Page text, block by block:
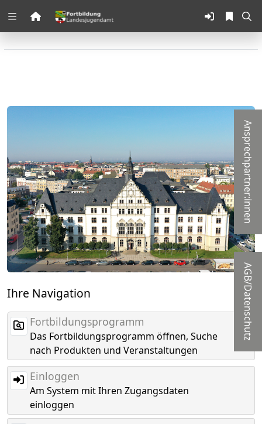
Zuklappen
Loading
Loading
Loading Ansprechpartner:innen
AGB/Datenschutz
Ihre Navigation
Fortbildungsprogramm
Das Fortbildungsprogramm öffnen, Suche
nach Produkten und Veranstaltungen
Einloggen
Am System mit Ihren Zugangsdaten
einloggen